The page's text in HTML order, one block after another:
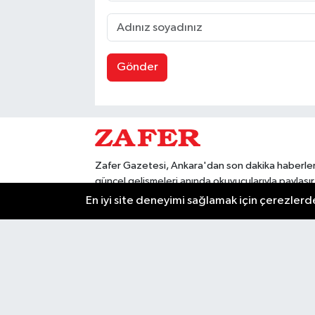
Gönder
Zafer Gazetesi, Ankara'dan son dakika
güncel gelişmeleri anında okuyucularıyla
Ankara'nın en önemli olayları, siyaset, ekonomi,
En iyi site deneyimi sağlamak için